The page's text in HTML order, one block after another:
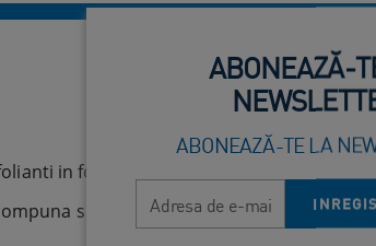
in formula. Aceste
si sa elimine murdaria, transpiratia,
ABONEAZĂ-
ABONEAZĂ-TE LA